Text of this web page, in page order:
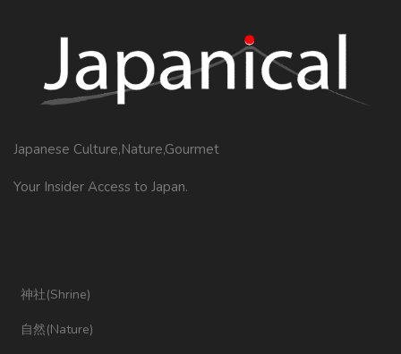
Japanese Culture,Nature,Gourmet
Your Insider Access to Japan.
神社(Shrine)
自然(Nature)